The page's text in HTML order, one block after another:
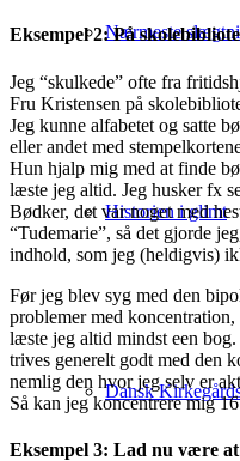
Nærmeste
Historien i glimt
Dansk
Eksempel 2: På
Jeg “skulkede” ofte fra
Fru Kristensen på
Jeg kunne alfabetet og satte
eller andet med
Hun hjalp mig med at finde
læste jeg altid. Jeg husker fx
Bødker, det var noget med
“Tudemarie”, så det gjorde
indhold, som jeg (heldigvis)
Før jeg blev syg med den
problemer med
læste jeg altid mindst een
trives generelt godt med den
nemlig den hvor jeg selv er
Så kan jeg koncentrere mig
Eksempel 3: Lad nu være at